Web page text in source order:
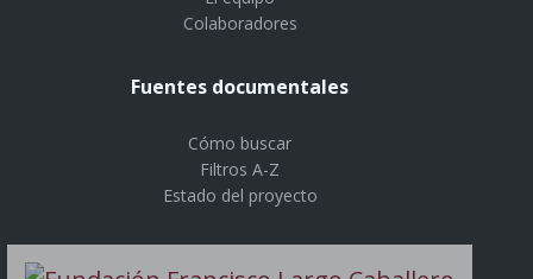
Colaboradores
Fuentes documentales
Cómo buscar
Filtros A-Z
Estado del proyecto